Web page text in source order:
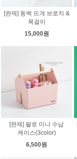
[완제] 동백 뜨개 브로치 &
목걸이
15,000원
[완제] 팔로 미니 수납
케이스(3color)
6,500원